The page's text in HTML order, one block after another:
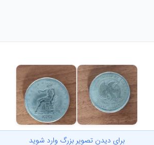
برای دیدن تصویر بزرگ وارد شوید